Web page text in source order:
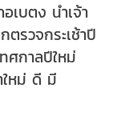
บตง นำเจ้า
รวจกระเช้าปี
ศกาลปีใหม่
หม่ ดี มี